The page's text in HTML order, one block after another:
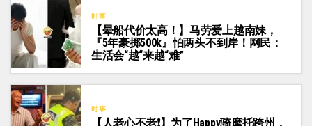
时事
【晕船代价太高！】马劳爱上越南妹，
『5年豪掷500k』怕两头不到岸！网民：
生活会“越“来越“难”
时事
【人老心不老❗】为了Happy骑摩托跨州，